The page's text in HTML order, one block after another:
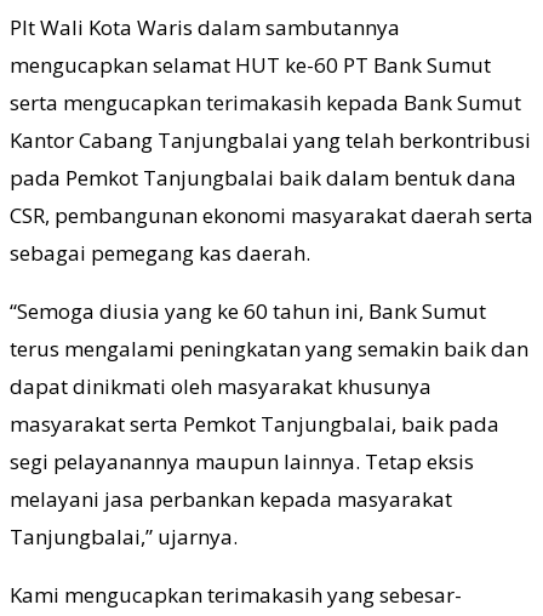
Plt Wali Kota Waris dalam sambutannya
mengucapkan selamat HUT ke-60 PT Bank Sumut
serta mengucapkan terimakasih kepada Bank Sumut
Kantor Cabang Tanjungbalai yang telah berkontribusi
pada Pemkot Tanjungbalai baik dalam bentuk dana
CSR, pembangunan ekonomi masyarakat daerah serta
sebagai pemegang kas daerah.
“Semoga diusia yang ke 60 tahun ini, Bank Sumut
terus mengalami peningkatan yang semakin baik dan
dapat dinikmati oleh masyarakat khusunya
masyarakat serta Pemkot Tanjungbalai, baik pada
segi pelayanannya maupun lainnya. Tetap eksis
melayani jasa perbankan kepada masyarakat
Tanjungbalai,” ujarnya.
Kami mengucapkan terimakasih yang sebesar-